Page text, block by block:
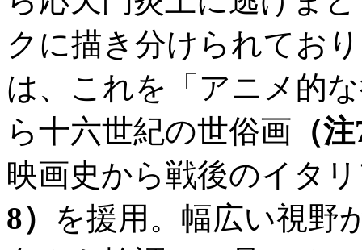
クに描き分けられてお
は、これを「アニメ的
ら十六世紀の世俗画 （
映画史から戦後のイタ
8） を援用。幅広い視野